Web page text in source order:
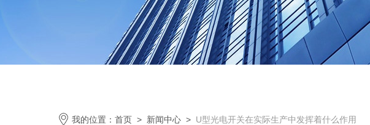
我的位置： 首页 > 新闻中心 > U型光电开关在实际生产中发挥着什么作用